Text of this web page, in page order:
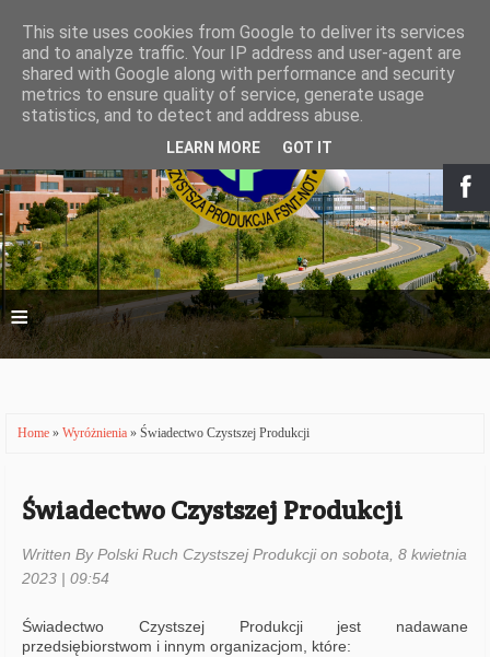
≡
Home » Wyróżnienia » Świadectwo Czystszej Produkcji
Świadectwo Czystszej Produkcji
Written By Polski Ruch Czystszej Produkcji on sobota, 8 kwietnia
2023 | 09:54
Świadectwo Czystszej Produkcji jest nadawane
przedsiębiorstwom i innym organizacjom, które:
This site uses cookies from Google to deliver its services
and to analyze traffic. Your IP address and user-agent are
shared with Google along with performance and security
metrics to ensure quality of service, generate usage
statistics, and to detect and address abuse.
LEARN MORE GOT IT